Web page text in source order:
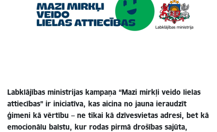
Labklājības ministrijas kampaņa “Mazi mirkļi veido lielas
attiecības” ir iniciatīva, kas aicina no jauna ieraudzīt
ģimeni kā vērtību – ne tikai kā dzīvesvietas adresi, bet kā
emocionālu balstu, kur rodas pirmā drošības sajūta,